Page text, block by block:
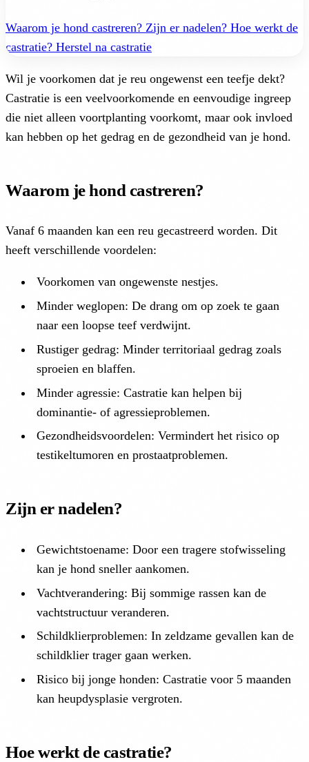
Waarom je hond castreren? Zijn er nadelen? Hoe werkt de
castratie? Herstel na castratie
Wil je voorkomen dat je reu ongewenst een teefje dekt?
Castratie is een veelvoorkomende en eenvoudige ingreep
die niet alleen voortplanting voorkomt, maar ook invloed
kan hebben op het gedrag en de gezondheid van je hond.
Waarom je hond castreren?
Vanaf 6 maanden kan een reu gecastreerd worden. Dit
heeft verschillende voordelen:
Voorkomen van ongewenste nestjes.
Minder weglopen: De drang om op zoek te gaan
naar een loopse teef verdwijnt.
Rustiger gedrag: Minder territoriaal gedrag zoals
sproeien en blaffen.
Minder agressie: Castratie kan helpen bij
dominantie- of agressieproblemen.
Gezondheidsvoordelen: Vermindert het risico op
testikeltumoren en prostaatproblemen.
Zijn er nadelen?
Gewichtstoename: Door een tragere stofwisseling
kan je hond sneller aankomen.
Vachtverandering: Bij sommige rassen kan de
vachtstructuur veranderen.
Schildklierproblemen: In zeldzame gevallen kan de
schildklier trager gaan werken.
Risico bij jonge honden: Castratie voor 5 maanden
kan heupdysplasie vergroten.
Hoe werkt de castratie?